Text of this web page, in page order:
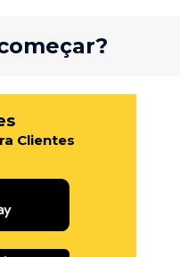
Clientes